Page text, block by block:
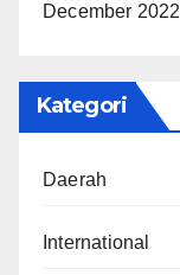
December 2022
Kategori
Daerah
International